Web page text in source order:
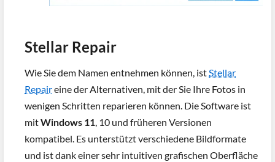
Stellar Repair
Wie Sie dem Namen entnehmen können, istStellar
Repaireine der Alternativen, mit der Sie Ihre Fotos in
wenigen Schritten reparieren können. Die Software ist
mitWindows 11, 10 und früheren Versionen
kompatibel. Es unterstützt verschiedene Bildformate
und ist dank einer sehr intuitiven grafischen Oberfläche